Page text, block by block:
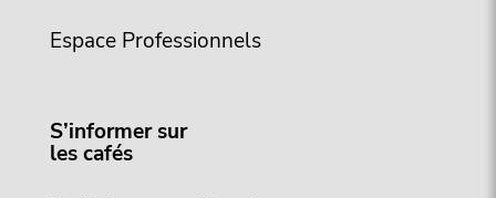
Espace Professionnels
S’informer sur
les cafés